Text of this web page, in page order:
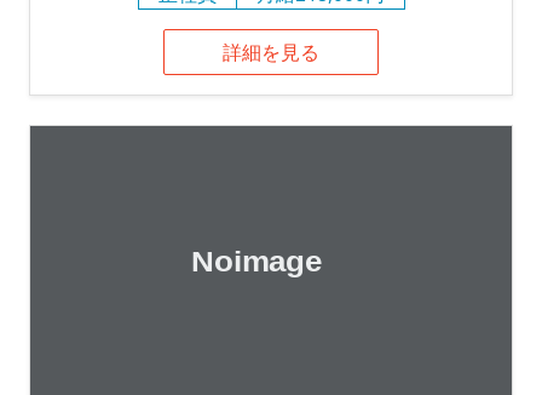
詳細を見る